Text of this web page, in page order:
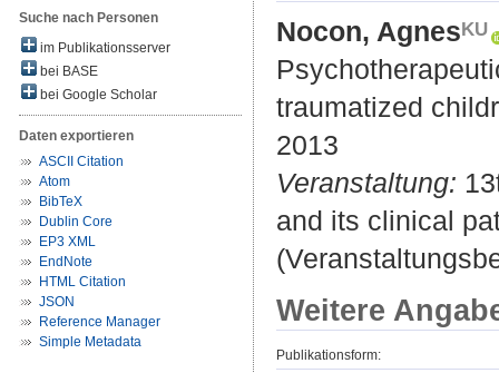
Suche nach Personen
im Publikationsserver
bei BASE
bei Google Scholar
Daten exportieren
ASCII Citation
Atom
BibTeX
Dublin Core
EP3 XML
EndNote
HTML Citation
JSON
Reference Manager
Simple Metadata
Nocon, Agnes
traumatized
2013
Veranstaltung:
and its clinical
Weitere
Publikationsform: